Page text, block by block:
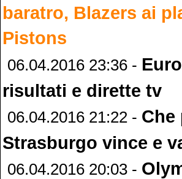
baratro, Blazers ai
Pistons
06.04.2016 23:36 -
risultati e dirette tv
06.04.2016 21:22 - Che
Strasburgo vince e
06.04.2016 20:03 -